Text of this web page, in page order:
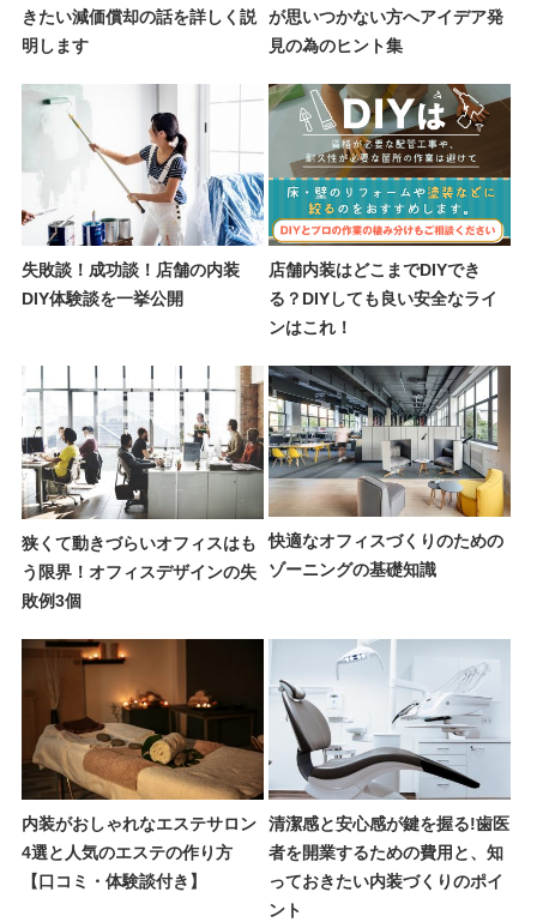
きたい減価償却の話を詳しく説
明します
が思いつかない方へアイデア発
見の為のヒント集
失敗談！成功談！店舗の内装
DIY体験談を一挙公開
店舗内装はどこまでDIYでき
る？DIYしても良い安全なライ
ンはこれ！
狭くて動きづらいオフィスはも
う限界！オフィスデザインの失
敗例3個
快適なオフィスづくりのための
ゾーニングの基礎知識
内装がおしゃれなエステサロン
4選と人気のエステの作り方
【口コミ・体験談付き】
清潔感と安心感が鍵を握る!歯医
者を開業するための費用と、知
っておきたい内装づくりのポイ
ント